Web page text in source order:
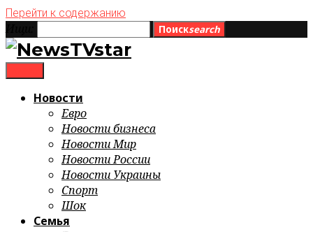
Перейти к содержанию
Поискsearch
Новости
Евро
Новости бизнеса
Новости Мир
Новости России
Новости Украины
Спорт
Шок
Семья